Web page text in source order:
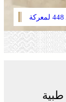
العرائش .. تخليد الذكرى الـ 448 لمعركة